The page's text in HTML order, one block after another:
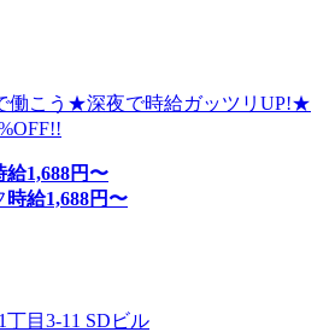
働こう★深夜で時給ガッツリUP!★
給1,688円〜
時給1,688円〜
目3-11 SDビル